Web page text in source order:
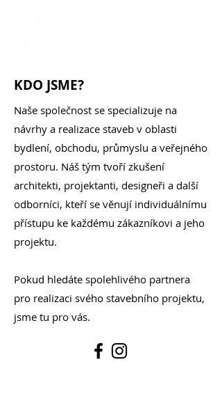
KDO JSME?
Naše společnost se specializuje na
návrhy a realizace staveb v oblasti
bydlení, obchodu, průmyslu a veřejného
prostoru. Náš tým tvoří zkušení
architekti, projektanti, designeři a další
odborníci, kteří se věnují individuálnímu
přístupu ke každému zákazníkovi a jeho
projektu.
Pokud hledáte spolehlivého partnera
pro realizaci svého stavebního projektu,
jsme tu pro vás.